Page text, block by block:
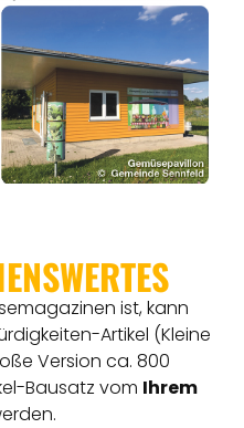
ist, kann
Artikel (Kleine
Version ca. 800
Bausatz vom Ihrem